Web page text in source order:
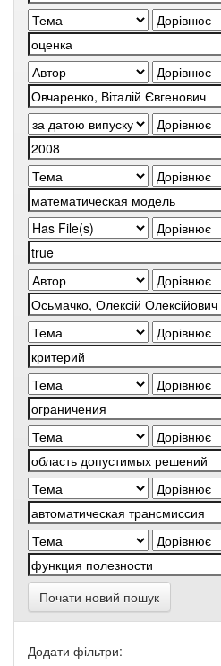
Почати новий пошук
Додати фільтри: